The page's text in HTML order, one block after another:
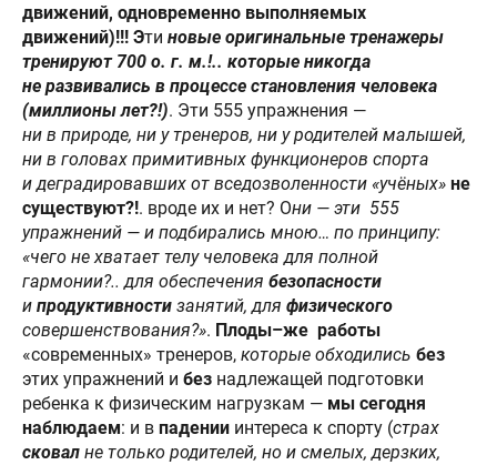
движений, одновременно выполняемых
движений)!!! Эти новые оригинальные тренажеры
тренируют 700 о. г. м.!.. которые никогда
не развивались в процессе становления человека
(миллионы лет?!). Эти 555 упражнения —
ни в природе, ни у тренеров, ни у родителей малышей,
ни в головах примитивных функционеров спорта
и деградировавших от вседозволенности «учёных» не
существуют?!. вроде их и нет? Они — эти 555
упражнений — и подбирались мною… по принципу:
«чего не хватает телу человека для полной
гармонии?.. для обеспечения безопасности
и продуктивности занятий, для физического
совершенствования?». Плоды–же работы
«современных» тренеров, которые обходились без
этих упражнений и без надлежащей подготовки
ребенка к физическим нагрузкам — мы сегодня
наблюдаем: и в падении интереса к спорту (страх
сковал не только родителей, но и смелых, дерзких,